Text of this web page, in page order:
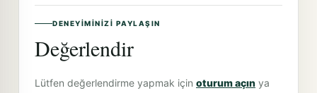
DENEYIMINIZI PAYLAŞIN
Değerlendir
Lütfen değerlendirme yapmak için oturum açın ya